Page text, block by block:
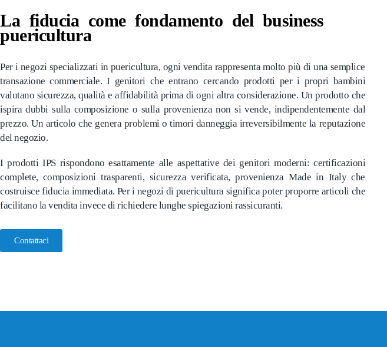
La fiducia come fondamento del business
puericultura
Per i negozi specializzati in puericultura, ogni vendita rappresenta molto più di una semplice
transazione commerciale. I genitori che entrano cercando prodotti per i propri bambini
valutano sicurezza, qualità e affidabilità prima di ogni altra considerazione. Un prodotto che
ispira dubbi sulla composizione o sulla provenienza non si vende, indipendentemente dal
prezzo. Un articolo che genera problemi o timori danneggia irreversibilmente la reputazione
del negozio.
I prodotti IPS rispondono esattamente alle aspettative dei genitori moderni: certificazioni
complete, composizioni trasparenti, sicurezza verificata, provenienza Made in Italy che
costruisce fiducia immediata. Per i negozi di puericultura significa poter proporre articoli che
facilitano la vendita invece di richiedere lunghe spiegazioni rassicuranti.
Contattaci